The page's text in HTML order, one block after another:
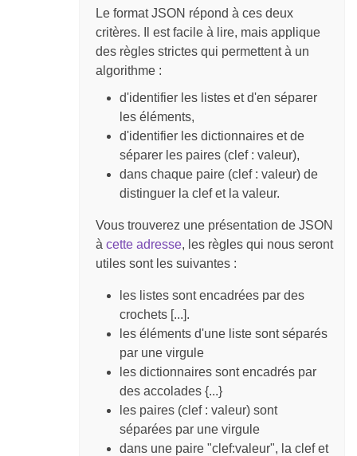
Le format JSON répond à ces deux
critères. Il est facile à lire, mais applique
des règles strictes qui permettent à un
algorithme :
d'identifier les listes et d'en séparer
les éléments,
d'identifier les dictionnaires et de
séparer les paires (clef : valeur),
dans chaque paire (clef : valeur) de
distinguer la clef et la valeur.
Vous trouverez une présentation de JSON
à cette adresse, les règles qui nous seront
utiles sont les suivantes :
les listes sont encadrées par des
crochets [...].
les éléments d'une liste sont séparés
par une virgule
les dictionnaires sont encadrés par
des accolades {...}
les paires (clef : valeur) sont
séparées par une virgule
dans une paire "clef:valeur", la clef et